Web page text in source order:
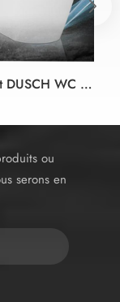
Intelligent DUSCH WC bidet douche siège de Toilette blanc bidet siège de toilette Design sans monture
ou
serons en